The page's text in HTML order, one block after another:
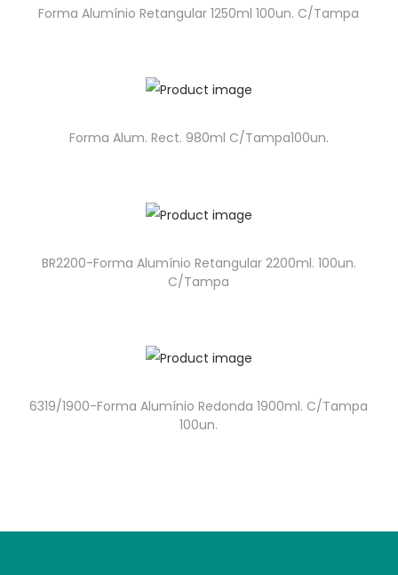
Forma Alumínio Retangular 1250ml 100un. C/Tampa
Forma Alum. Rect. 980ml C/Tampa100un.
BR2200-Forma Alumínio Retangular 2200ml. 100un.
C/Tampa
6319/1900-Forma Alumínio Redonda 1900ml. C/Tampa
100un.